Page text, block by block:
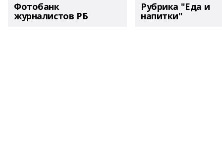
Фотобанк
журналистов РБ
Рубрика "Еда и
напитки"